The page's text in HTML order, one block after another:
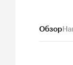
Обзор